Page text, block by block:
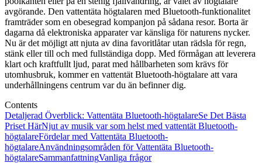
avgörande. Den vattentäta högtalaren med Bluetooth-funktionalitet
framträder som en obesegrad kompanjon på sådana resor. Borta är
dagarna då elektroniska apparater var känsliga för naturens nycker.
Nu är det möjligt att njuta av dina favoritlåtar utan rädsla för regn,
stänk eller till och med fullständiga dopp. Med förmågan att leverera
klart och kraftfullt ljud, parat med hållbarheten som krävs för
utomhusbruk, kommer en vattentät Bluetooth-högtalare att vara
underhållningens centrum var du än befinner dig.
Contents
Detaljerad Överblick: Vattentäta Bluetooth-högtalareSe Det Bästa
Priset HärNjut av musik var som helst med vattentät Bluetooth-
högtalareFördelar med Vattentäta Bluetooth-
högtalareAnvändningsområden för Vattentäta Bluetooth-
högtalareSammanfattningVanliga frågor